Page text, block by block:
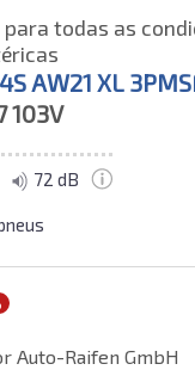
para todas as
AW21 XL
103V
72 dB
Auto-Raifen GmbH